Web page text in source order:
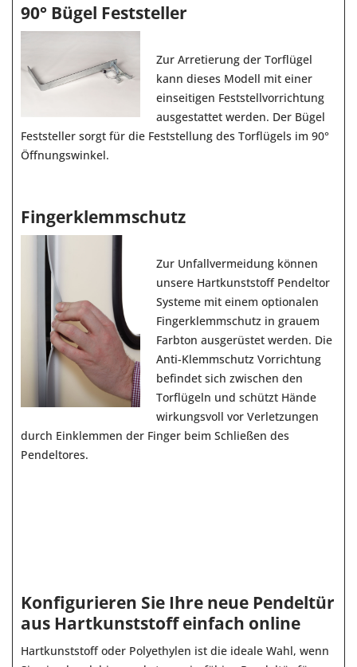
90° Bügel Feststeller
Zur Arretierung der Torflügel
kann dieses Modell mit einer
einseitigen Feststellvorrichtung
ausgestattet werden. Der Bügel
Feststeller sorgt für die Feststellung des Torflügels im 90°
Öffnungswinkel.
Fingerklemmschutz
Zur Unfallvermeidung können
unsere Hartkunststoff Pendeltor
Systeme mit einem optionalen
Fingerklemmschutz in grauem
Farbton ausgerüstet werden. Die
Anti-Klemmschutz Vorrichtung
befindet sich zwischen den
Torflügeln und schützt Hände
wirkungsvoll vor Verletzungen
durch Einklemmen der Finger beim Schließen des
Pendeltores.
Konfigurieren Sie Ihre neue Pendeltür
aus Hartkunststoff einfach online
Hartkunststoff oder Polyethylen ist die ideale Wahl, wenn